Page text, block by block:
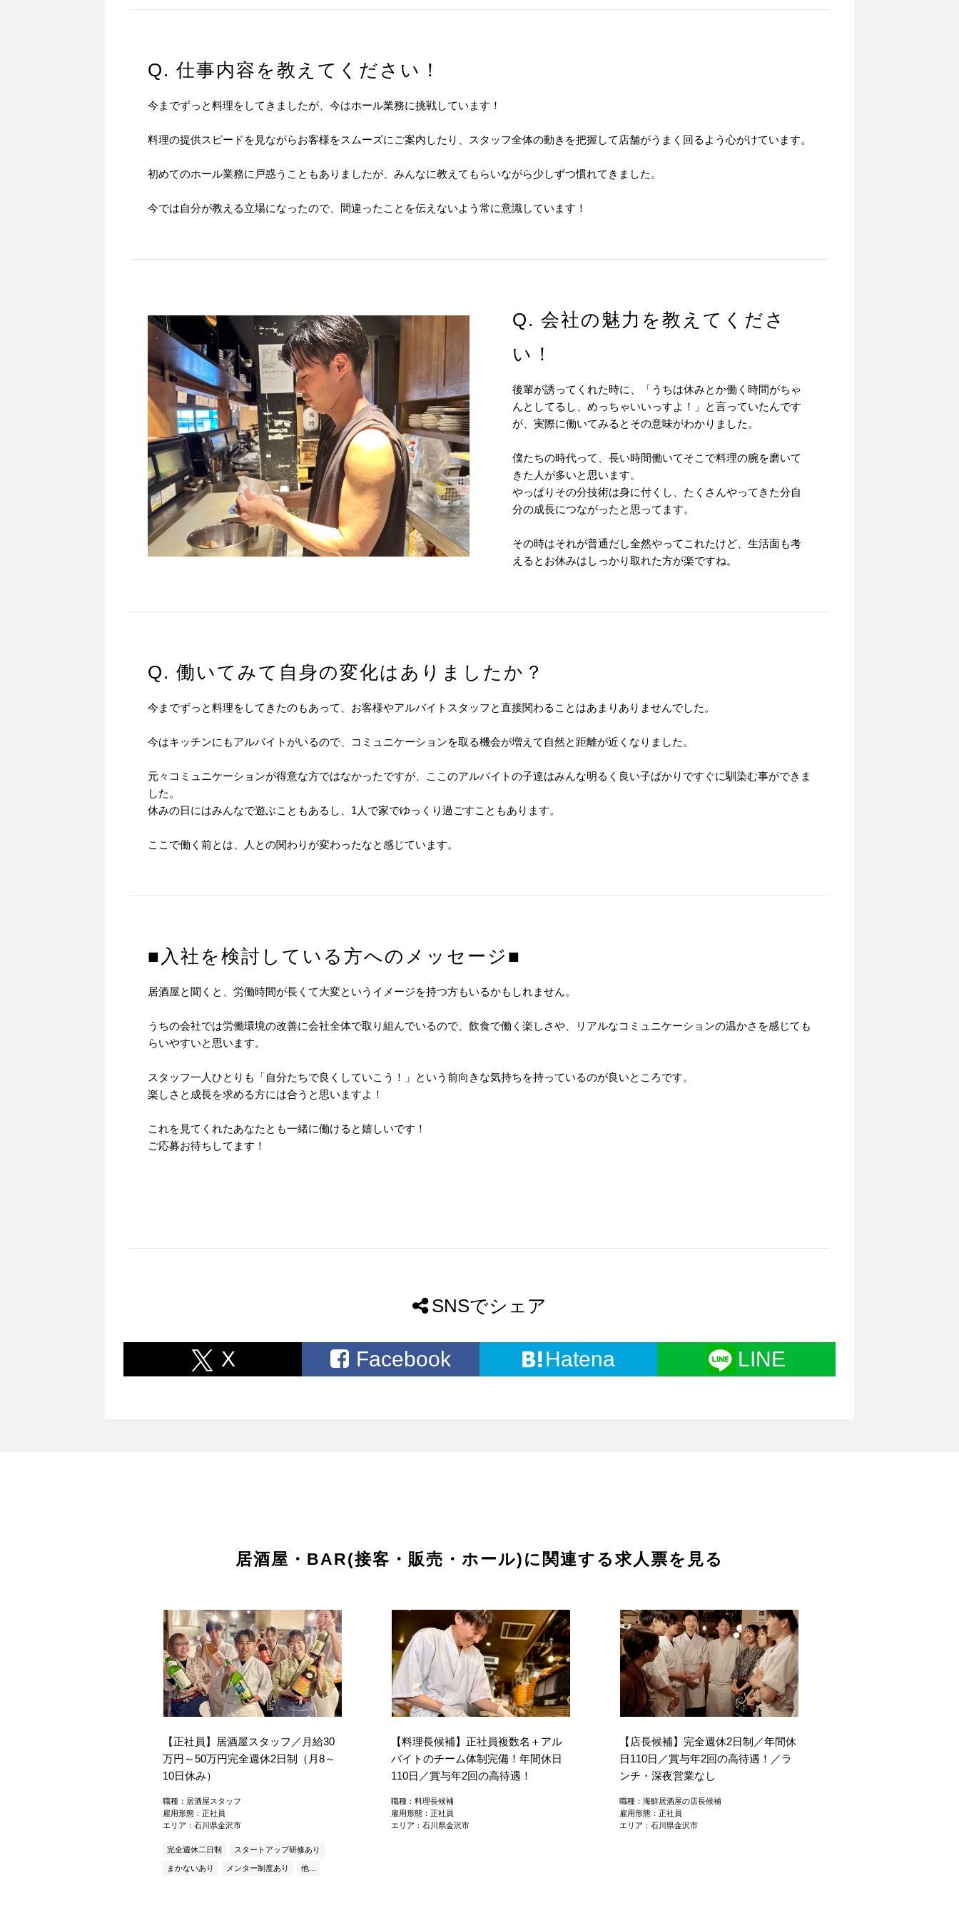
Q. 仕事内容を教えてください！
今までずっと料理をしてきましたが、今はホール業務に挑戦しています！
料理の提供スピードを見ながらお客様をスムーズにご案内したり、スタッフ全体の動きを把握して店舗がうまく回るよう心がけています。
初めてのホール業務に戸惑うこともありましたが、みんなに教えてもらいながら少しずつ慣れてきました。
今では自分が教える立場になったので、間違ったことを伝えないよう常に意識しています！
Q. 会社の魅力を教えてくださ
い！
後輩が誘ってくれた時に、「うちは休みとか働く時間がちゃ
んとしてるし、めっちゃいいっすよ！」と言っていたんです
が、実際に働いてみるとその意味がわかりました。
僕たちの時代って、長い時間働いてそこで料理の腕を磨いて
きた人が多いと思います。
やっぱりその分技術は身に付くし、たくさんやってきた分自
分の成長につながったと思ってます。
その時はそれが普通だし全然やってこれたけど、生活面も考
えるとお休みはしっかり取れた方が楽ですね。
Q. 働いてみて自身の変化はありましたか？
今までずっと料理をしてきたのもあって、お客様やアルバイトスタッフと直接関わることはあまりありませんでした。
今はキッチンにもアルバイトがいるので、コミュニケーションを取る機会が増えて自然と距離が近くなりました。
元々コミュニケーションが得意な方ではなかったですが、ここのアルバイトの子達はみんな明るく良い子ばかりですぐに馴染む事ができま
した。
休みの日にはみんなで遊ぶこともあるし、1人で家でゆっくり過ごすこともあります。
ここで働く前とは、人との関わりが変わったなと感じています。
■入社を検討している方へのメッセージ■
居酒屋と聞くと、労働時間が長くて大変というイメージを持つ方もいるかもしれません。
うちの会社では労働環境の改善に会社全体で取り組んでいるので、飲食で働く楽しさや、リアルなコミュニケーションの温かさを感じても
らいやすいと思います。
スタッフ一人ひとりも「自分たちで良くしていこう！」という前向きな気持ちを持っているのが良いところです。
楽しさと成長を求める方には合うと思いますよ！
これを見てくれたあなたとも一緒に働けると嬉しいです！
ご応募お待ちしてます！
SNSでシェア
X Facebook Hatena LINE
居酒屋・BAR(接客・販売・ホール)に関連する求人票を見る
【正社員】居酒屋スタッフ／月給30
万円～50万円完全週休2日制（月8～
10日休み）
職種：居酒屋スタッフ
雇用形態：正社員
エリア：石川県金沢市
完全週休二日制 スタートアップ研修あり
まかないあり メンター制度あり 他...
【料理長候補】正社員複数名＋アル
バイトのチーム体制完備！年間休日
110日／賞与年2回の高待遇！
職種：料理長候補
雇用形態：正社員
エリア：石川県金沢市
【店長候補】完全週休2日制／年間休
日110日／賞与年2回の高待遇！／ラ
ンチ・深夜営業なし
職種：海鮮居酒屋の店長候補
雇用形態：正社員
エリア：石川県金沢市